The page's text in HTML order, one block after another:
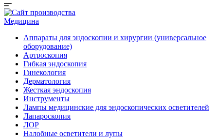
Медицина
Аппараты для эндоскопии и хирургии (универсальное
оборудование)
Артроскопия
Гибкая эндоскопия
Гинекология
Дерматология
Жесткая эндоскопия
Инструменты
Лампы медицинские для эндоскопических осветителей
Лапароскопия
ЛОР
Налобные осветители и лупы